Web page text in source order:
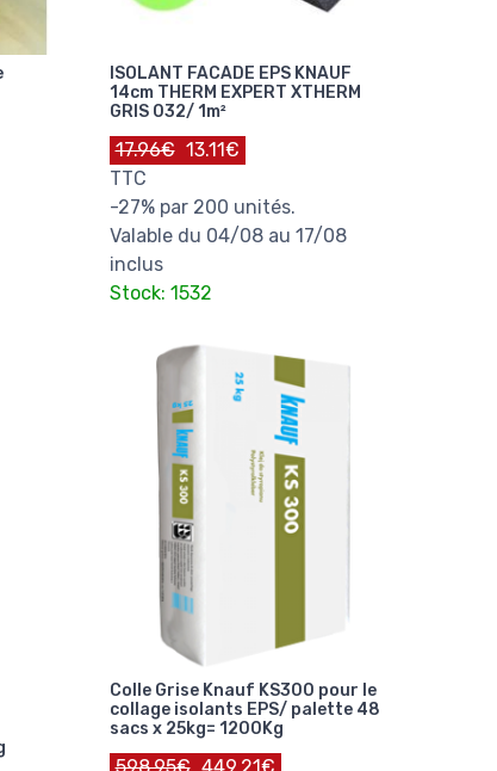
ISOLANT FACADE EPS KNAUF
14cm THERM EXPERT XTHERM
GRIS 032/ 1m²
17.96€ 13.11€
TTC
-27% par 200 unités.
Valable du 04/08 au 17/08
inclus
Stock: 1532
Colle Grise Knauf KS300 pour le
collage isolants EPS/ palette 48
sacs x 25kg= 1200Kg